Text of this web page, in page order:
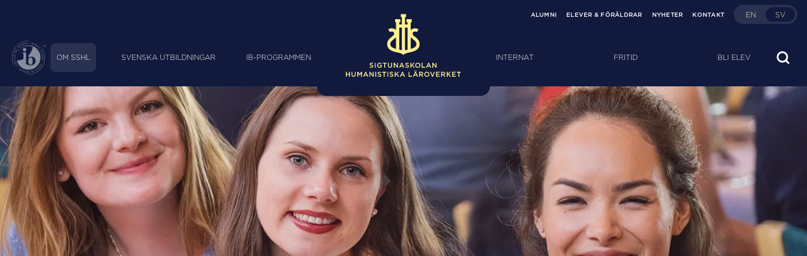
ALUMNI ELEVER & FÖRÄLDRAR NYHETER KONTAKT EN SV
OM SSHL SVENSKA UTBILDNINGAR IB-PROGRAMMEN INTERNAT FRITID BLI ELEV